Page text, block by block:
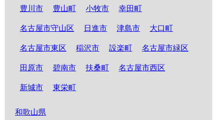
豊川市 豊山町 小牧市 幸田町
名古屋市守山区 日進市 津島市 大口町
名古屋市東区 稲沢市 設楽町 名古屋市緑区
田原市 碧南市 扶桑町 名古屋市西区
新城市 東栄町
和歌山県